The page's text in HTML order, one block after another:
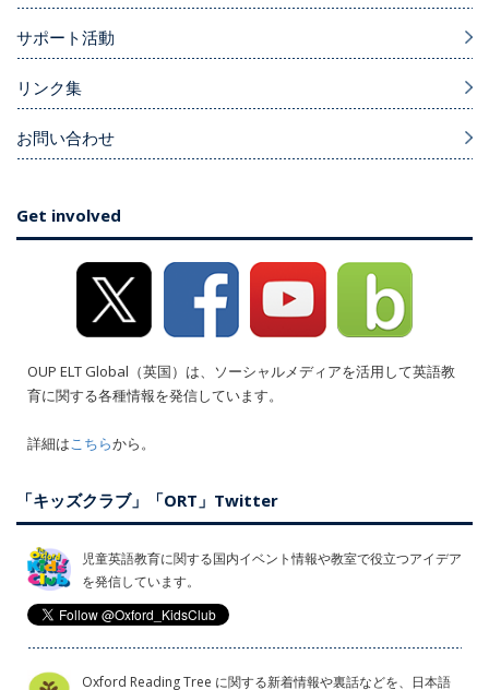
サポート活動
リンク集
お問い合わせ
Get involved
OUP ELT Global（英国）は、ソーシャルメディアを活用して英語教
育に関する各種情報を発信しています。
詳細はこちらから。
「キッズクラブ」「ORT」Twitter
児童英語教育に関する国内イベント情報や教室で役立つアイデア
を発信しています。
Oxford Reading Tree に関する新着情報や裏話などを、日本語